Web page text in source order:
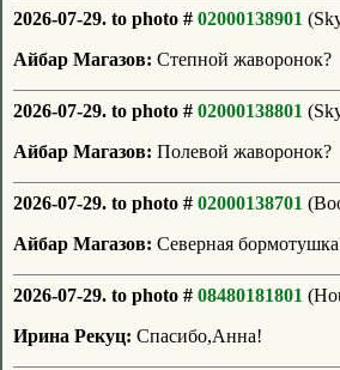
2026-07-29. to photo # 02000138901
Айбар Магазов: Степной жаворонок?
2026-07-29. to photo # 02000138801
Айбар Магазов: Полевой жаворонок?
2026-07-29. to photo # 02000138701
Айбар Магазов: Северная
2026-07-29. to photo # 08480181801
Ирина Рекуц: Спасибо,Анна!